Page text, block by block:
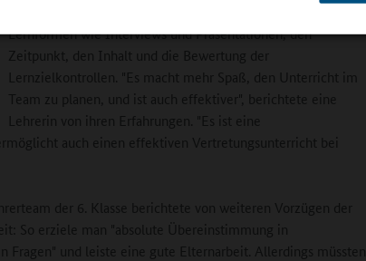
Lernformen wie Interviews und Präsentationen, den
Zeitpunkt, den Inhalt und die Bewertung der
Lernzielkontrollen. "Es macht mehr Spaß, den Unterricht im
Team zu planen, und ist auch effektiver", berichtete eine
Lehrerin von ihren Erfahrungen. "Es ist eine
auch einen effektiven Vertretungsunterricht bei
der 6. Klasse berichtete von weiteren Vorzügen der
So erziele man "absolute Übereinstimmung in
Fragen" und leiste eine gute Elternarbeit. Allerdings müssten